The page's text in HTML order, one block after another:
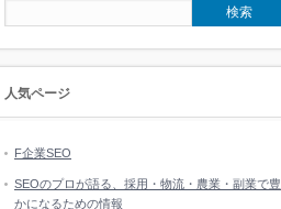
人気ページ
F企業SEO
SEOのプロが語る、採用・物流・農業・副業で豊
かになるための情報